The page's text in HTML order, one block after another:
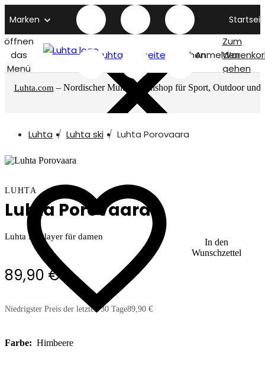
Marken
öffnen
das
Menü
Luhta titelseite SuchenAnmelden
Zum
gehen
Luhta.com – Nordischer Multimarkenshop für Sport, Outdoor und
Luhta Luhta ski Luhta Porovaara
In den
Wunschzettel
LUHTA
Luhta Porovaara
Luhta Firstlayer für damen
89,90 €
Niedrigster Preis der letzten 30 Tage89,90 €
Farbe: Himbeere